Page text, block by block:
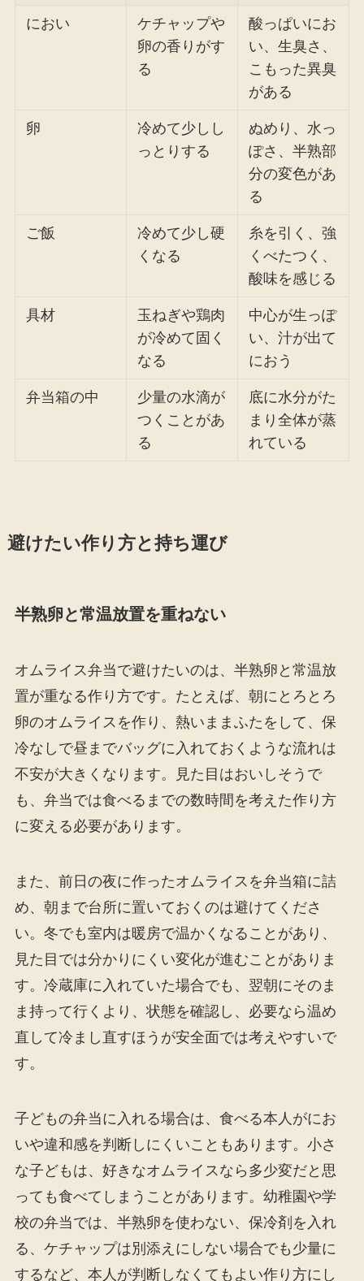
におい
ケチャップや
卵の香りがす
る
酸っぱいにお
い、生臭さ、
こもった異臭
がある
卵
冷めて少しし
っとりする
ぬめり、水っ
ぽさ、半熟部
分の変色があ
る
ご飯
冷めて少し硬
くなる
糸を引く、強
くべたつく、
酸味を感じる
具材
玉ねぎや鶏肉
が冷めて固く
なる
中心が生っぽ
い、汁が出て
におう
弁当箱の中
少量の水滴が
つくことがあ
る
底に水分がた
まり全体が蒸
れている
避けたい作り方と持ち運び
半熟卵と常温放置を重ねない
オムライス弁当で避けたいのは、半熟卵と常温放
置が重なる作り方です。たとえば、朝にとろとろ
卵のオムライスを作り、熱いままふたをして、保
冷なしで昼までバッグに入れておくような流れは
不安が大きくなります。見た目はおいしそうで
も、弁当では食べるまでの数時間を考えた作り方
に変える必要があります。
また、前日の夜に作ったオムライスを弁当箱に詰
め、朝まで台所に置いておくのは避けてくださ
い。冬でも室内は暖房で温かくなることがあり、
見た目では分かりにくい変化が進むことがありま
す。冷蔵庫に入れていた場合でも、翌朝にそのま
ま持って行くより、状態を確認し、必要なら温め
直して冷まし直すほうが安全面では考えやすいで
す。
子どもの弁当に入れる場合は、食べる本人がにお
いや違和感を判断しにくいこともあります。小さ
な子どもは、好きなオムライスなら多少変だと思
っても食べてしまうことがあります。幼稚園や学
校の弁当では、半熟卵を使わない、保冷剤を入れ
る、ケチャップは別添えにしない場合でも少量に
するなど、本人が判断しなくてもよい作り方にし